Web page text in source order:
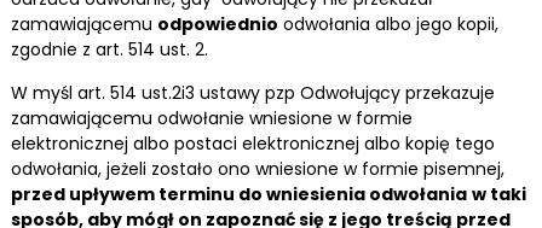
zamawiającemu odpowiednio odwołania albo jego kopii,
zgodnie z art. 514 ust. 2.
W myśl art. 514 ust.2i3 ustawy pzp Odwołujący przekazuje
zamawiającemu odwołanie wniesione w formie
elektronicznej albo postaci elektronicznej albo kopię tego
odwołania, jeżeli zostało ono wniesione w formie pisemnej,
przed upływem terminu do wniesienia odwołania w taki
sposób, aby mógł on zapoznać się z jego treścią przed